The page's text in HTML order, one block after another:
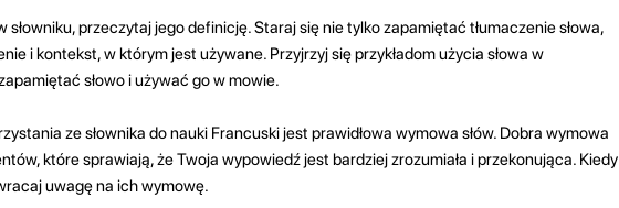
słowniku, przeczytaj jego definicję. Staraj się nie tylko zapamiętać tłumaczenie słowa,
i kontekst, w którym jest używane. Przyjrzyj się przykładom użycia słowa w
słowo i używać go w mowie.
ze słownika do nauki Francuski jest prawidłowa wymowa słów. Dobra wymowa
które sprawiają, że Twoja wypowiedź jest bardziej zrozumiała i przekonująca. Kiedy
uwagę na ich wymowę.